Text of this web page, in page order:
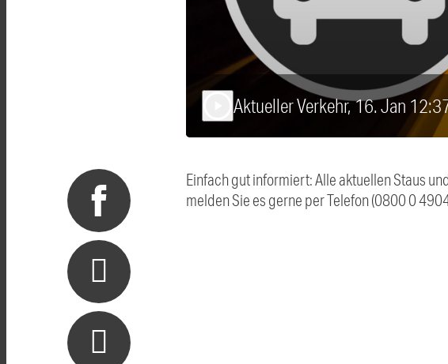
Aktueller Verkehr, 16. Jan
Einfach gut informiert: Alle aktuellen Staus
melden Sie es gerne per Telefon (0800 0